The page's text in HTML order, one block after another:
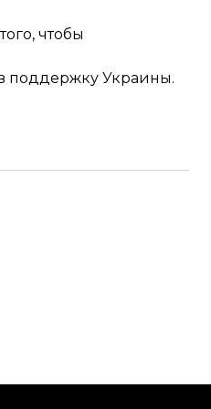
чтобы
поддержку Украины.